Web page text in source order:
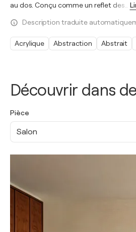
Découvrir dans
Pièce
Salon
au dos. Conçu comme un reflet des
Description traduite
Acrylique Abstraction Abstrait